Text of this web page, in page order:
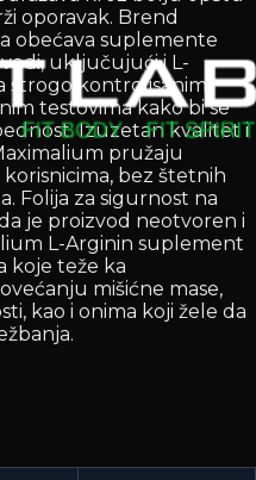
oporavak. Brend
obećava suplemente
uključujući i L-
strogo kontrolisanim
testovima kako bi se
Izuzetan kvalitet i
pružaju
bez štetnih
Folija za sigurnost na
je proizvod neotvoren i
L-Arginin suplement
koje teže ka
mišićne mase,
kao i onima koji žele da